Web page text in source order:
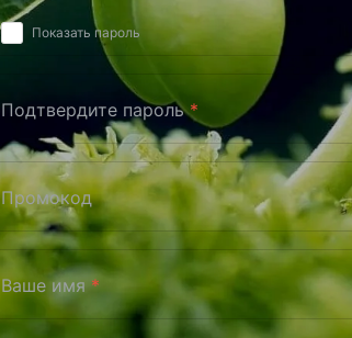
Показать пароль
Подтвердите пароль*
Промокод
Ваше имя*